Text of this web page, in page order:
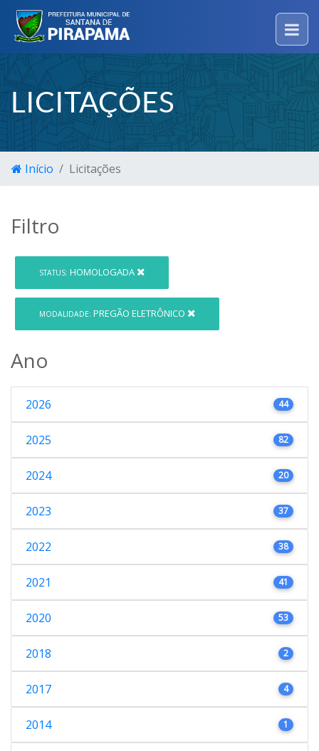
LICITAÇÕES
Início Licitações
Filtro
STATUS: HOMOLOGADA
MODALIDADE: PREGÃO ELETRÔNICO
Ano
2026 44
2025 82
2024 20
2023 37
2022 38
2021 41
2020 53
2018 2
2017 4
2014 1